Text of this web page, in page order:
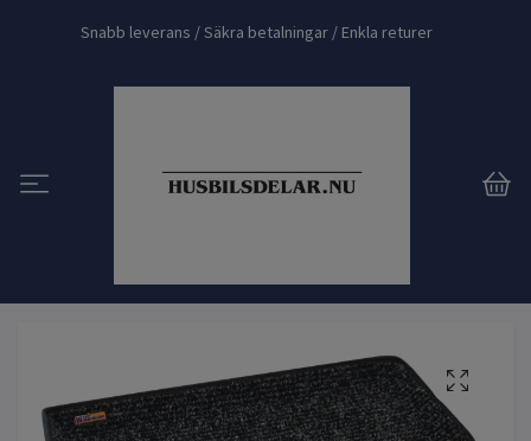
Snabb leverans / Säkra betalningar / Enkla returer